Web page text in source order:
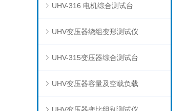
UHV-316 电机综合测试台
UHV变压器绕组变形测试仪
UHV-315变压器综合测试台
UHV变压器容量及空载负载